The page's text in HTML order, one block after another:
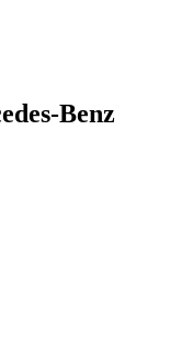
Benz